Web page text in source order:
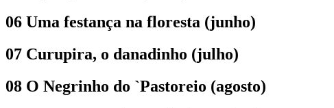
06 Uma festança na floresta (junho)
07 Curupira, o danadinho (julho)
08 O Negrinho do `Pastoreio (agosto)